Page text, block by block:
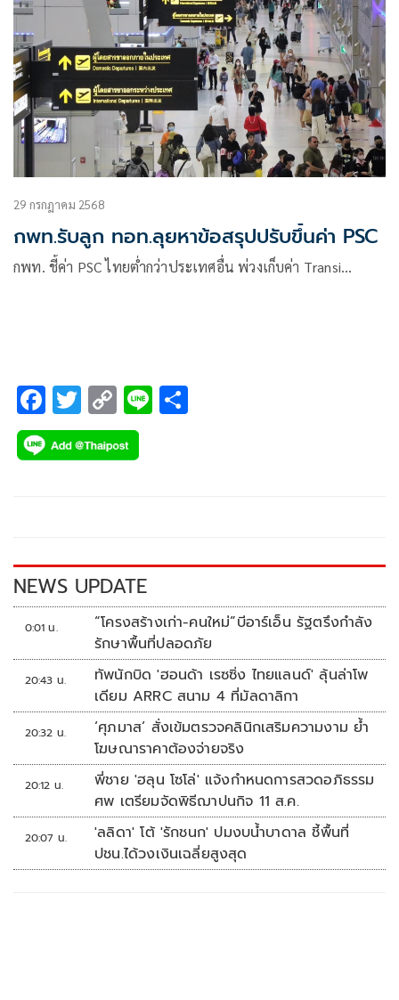
29 กรกฎาคม 2568
กพท.รับลูก ทอท.ลุยหาข้อสรุปปรับขึ้นค่า PSC
กพท. ชี้ค่า PSC ไทยต่ำกว่าประเทศอื่น พ่วงเก็บค่า Transi…
F
ac
e
k
T
wi
tt
C
o
p
k
Li
NEWS UPDATE
0:01 น.
“โครงสร้างเก่า-คนใหม่”บีอาร์เอ็น รัฐตรึงกำลัง
รักษาพื้นที่ปลอดภัย
20:43 น.
ทัพนักบิด 'ฮอนด้า เรซซิ่ง ไทยแลนด์' ลุ้นล่าโพ
เดียม ARRC สนาม 4 ที่มัลดาลิกา
20:32 น.
‘ศุภมาส’ สั่งเข้มตรวจคลินิกเสริมความงาม ย้ำ
โฆษณาราคาต้องจ่ายจริง
20:12 น.
พี่ชาย 'ฮลุน โซโล่' แจ้งกำหนดการสวดอภิธรรม
ศพ เตรียมจัดพิธีฌาปนกิจ 11 ส.ค.
20:07 น.
'ลลิดา' โต้ 'รักชนก' ปมงบน้ำบาดาล ชี้พื้นที่
ปชน.ได้วงเงินเฉลี่ยสูงสุด